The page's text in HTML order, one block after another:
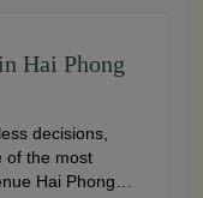
Hai Phong
decisions,
of the most
Hai Phong,